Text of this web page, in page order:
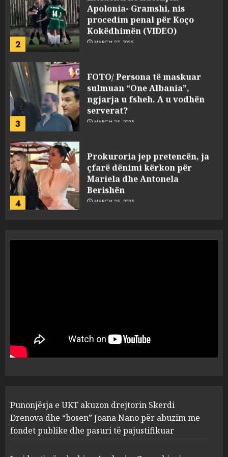
2
Apolonia- Gramshi, nis
procedim penal për Koço
Kokëdhimën (VIDEO)
MARCH 27, 2025
3
FOTO/ Persona të maskuar
sulmuan “One Albania”,
ngjarja u fsheh. A u vodhën
serverat?
MARCH 25, 2025
4
Prokuroria jep pretencën, ja
çfarë dënimi kërkon për
Mariela dhe Antonela
Berishën
MARCH 25, 2025
1
“bosen” Joana Nano për
abuzim me fondet publike dhe
pasuri të pajustifikuar
2
Apolonia- Gramshi, nis
procedim penal për Koço
Kokëdhimën (VIDEO)
MARCH 27, 2025
Punonjësja e UKT akuzon drejtorin Skerdi
Drenova dhe “bosen” Joana Nano për abuzim me
fondet publike dhe pasuri të pajustifikuar